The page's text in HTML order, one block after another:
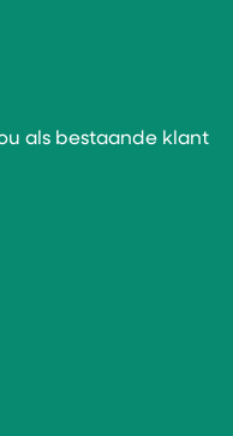
als bestaande klant